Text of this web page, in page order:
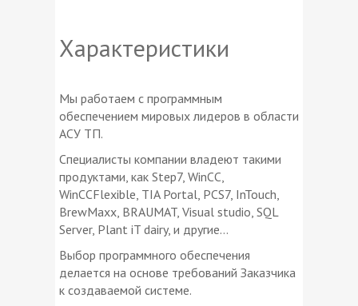
Характеристики
Мы работаем с программным
обеспечением мировых лидеров в области
АСУ ТП.
Специалисты компании владеют такими
продуктами, как Step7, WinCC,
WinCCFlexible, TIA Portal, PCS7, InTouch,
BrewMaxx, BRAUMAT, Visual studio, SQL
Server, Plant iT dairy, и другие…
Выбор программного обеспечения
делается на основе требований Заказчика
к создаваемой системе.